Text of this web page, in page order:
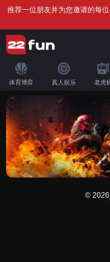
推荐一位朋友并为您邀请的每
体育博弈 真人娱乐 老虎
© 2026